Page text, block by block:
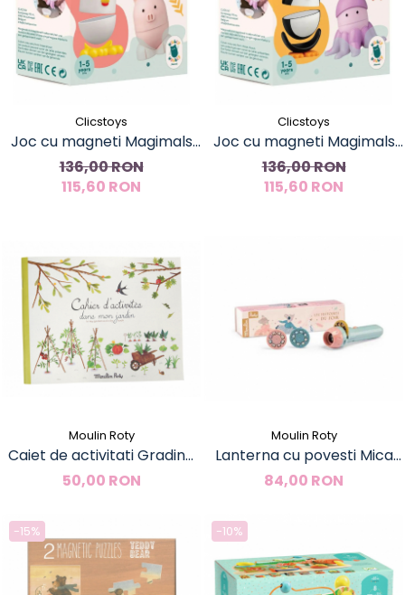
Clicstoys
Joc cu magneti Magimals
Ferma
136,00 RON
115,60 RON
Clicstoys
Joc cu magneti Magimals
Pinguin si caracatita
136,00 RON
115,60 RON
Moulin Roty
Caiet de activitati Gradina
mea, Moulin Roty
50,00 RON
Moulin Roty
Lanterna cu povesti Mica
scoala de dans, Moulin Roty
84,00 RON
-15% -10%